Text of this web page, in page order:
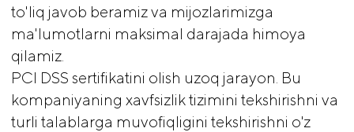
to'liq javob beramiz va mijozlarimizga
ma'lumotlarni maksimal darajada himoya
qilamiz.
PCI DSS sertifikatini olish uzoq jarayon. Bu
kompaniyaning xavfsizlik tizimini tekshirishni va
turli talablarga muvofiqligini tekshirishni o'z